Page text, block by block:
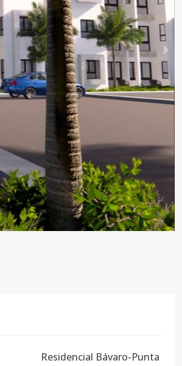
Residencial Bávaro-Punta